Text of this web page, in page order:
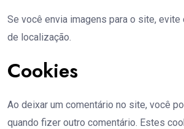
Se você envia imagens para o site,
de localização.
Cookies
Ao deixar um comentário no site, você
quando fizer outro comentário. Estes